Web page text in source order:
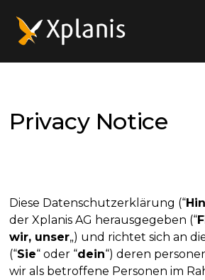
Privacy Notice
Diese Datenschutzerklärung (“
der Xplanis AG herausgegeben (“
wir, unser„) und richtet sich an
(“Sie“ oder “dein“) deren
wir als betroffene Personen im